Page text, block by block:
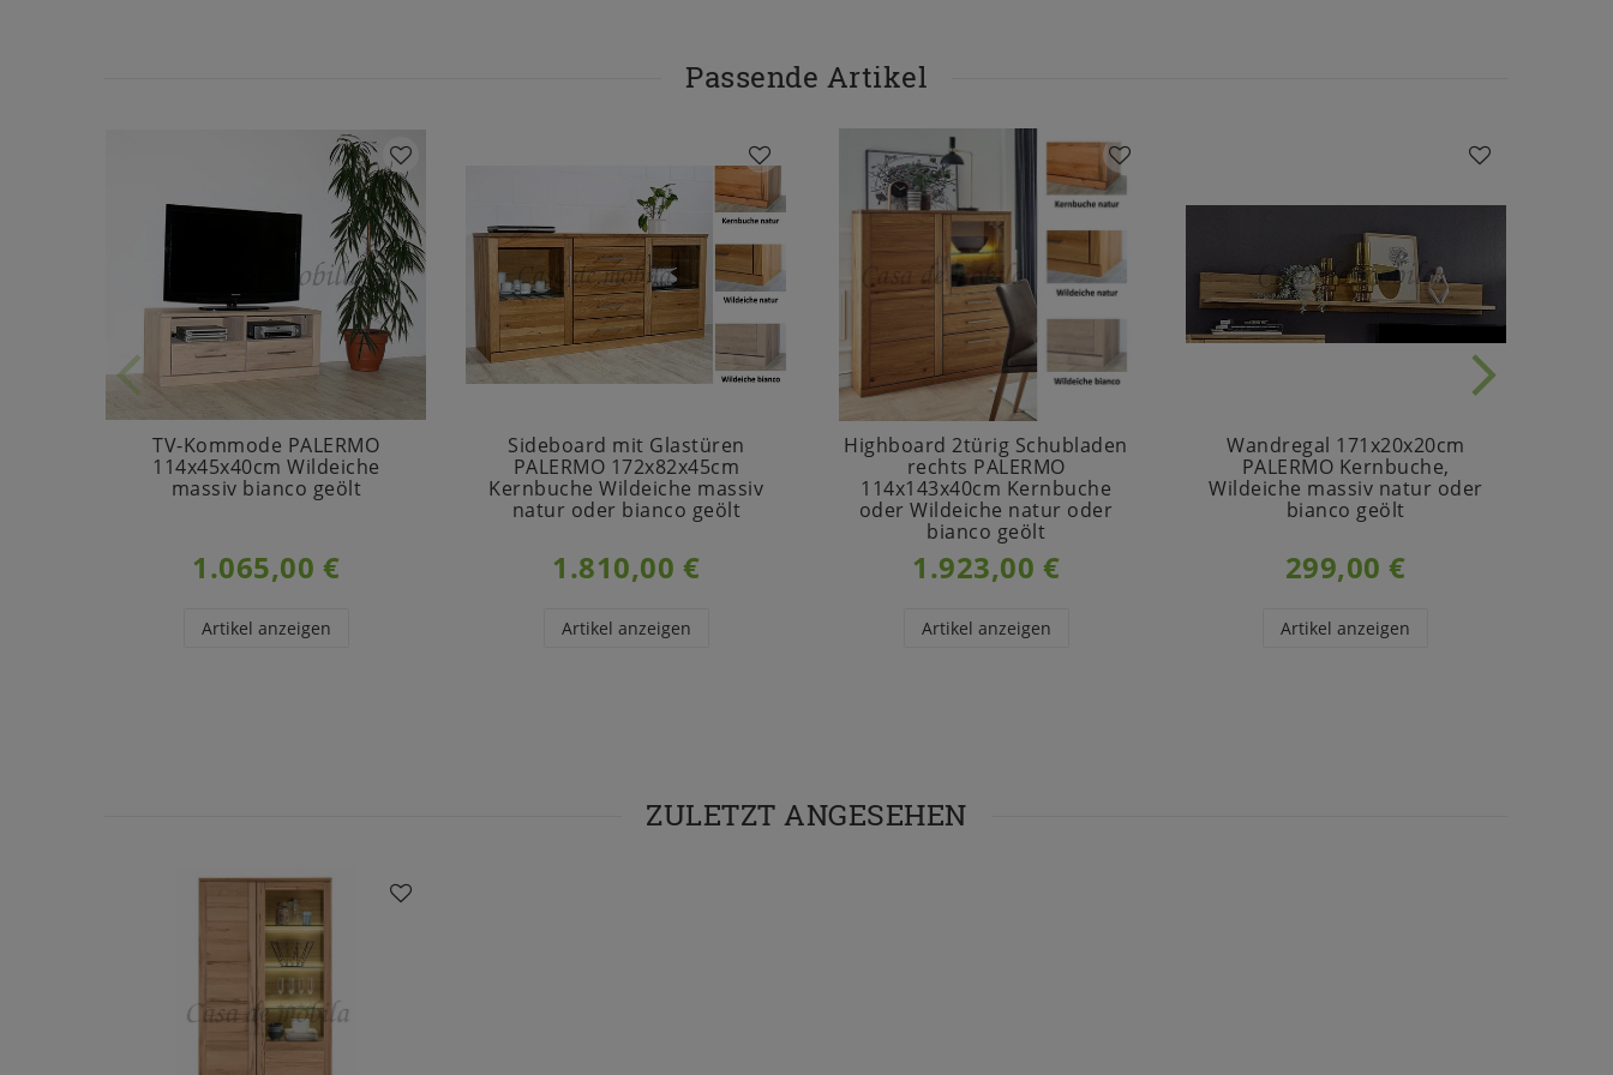
Passende Artikel
TV-Kommode PALERMO
114x45x40cm Wildeiche
massiv bianco geölt
1.065,00 €
Artikel anzeigen
Sideboard mit Glastüren
PALERMO 172x82x45cm
Kernbuche Wildeiche massiv
natur oder bianco geölt
1.810,00 €
Artikel anzeigen
Highboard 2türig Schubladen
rechts PALERMO
114x143x40cm Kernbuche
oder Wildeiche natur oder
bianco geölt
1.923,00 €
Artikel anzeigen
Wandregal 171x20x20cm
PALERMO Kernbuche,
Wildeiche massiv natur oder
bianco geölt
299,00 €
Artikel anzeigen
ZULETZT ANGESEHEN